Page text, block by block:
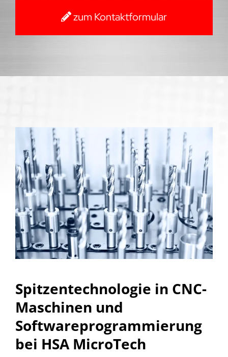
zum Kontaktformular
Spitzentechnologie in CNC-
Maschinen und
Softwareprogrammierung
bei HSA MicroTech